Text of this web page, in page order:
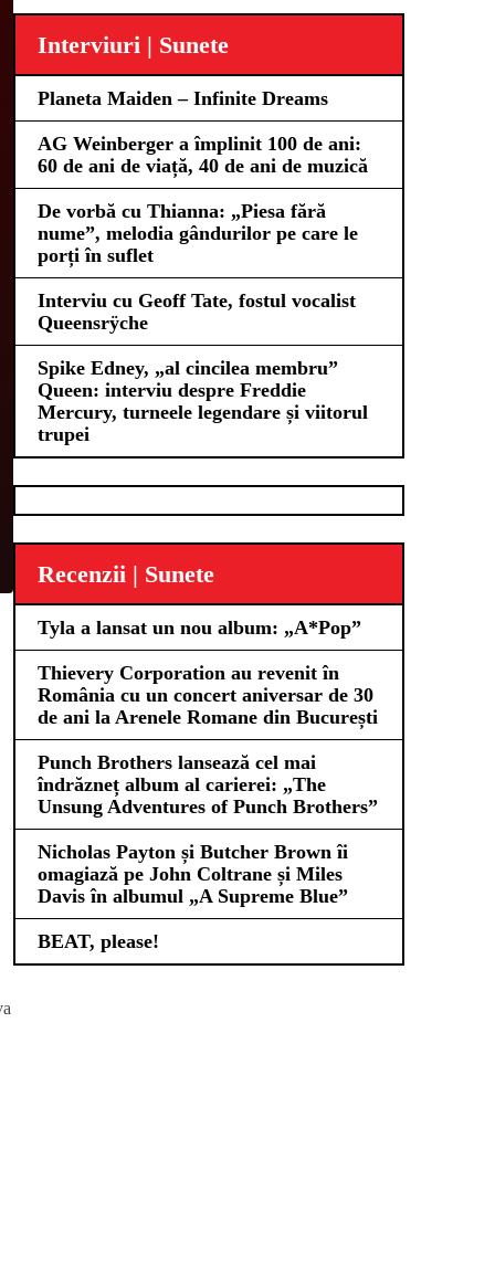
Interviuri | Sunete
Planeta Maiden – Infinite Dreams
AG Weinberger a împlinit 100 de ani:
60 de ani de viață, 40 de ani de muzică
De vorbă cu Thianna: „Piesa fără
nume”, melodia gândurilor pe care le
porți în suflet
Interviu cu Geoff Tate, fostul vocalist
Queensrÿche
Spike Edney, „al cincilea membru”
Queen: interviu despre Freddie
Mercury, turneele legendare și viitorul
trupei
Recenzii | Sunete
Tyla a lansat un nou album: „A*Pop”
Thievery Corporation au revenit în
România cu un concert aniversar de 30
de ani la Arenele Romane din București
Punch Brothers lansează cel mai
îndrăzneț album al carierei: „The
Unsung Adventures of Punch Brothers”
Nicholas Payton și Butcher Brown îi
omagiază pe John Coltrane și Miles
Davis în albumul „A Supreme Blue”
BEAT, please!